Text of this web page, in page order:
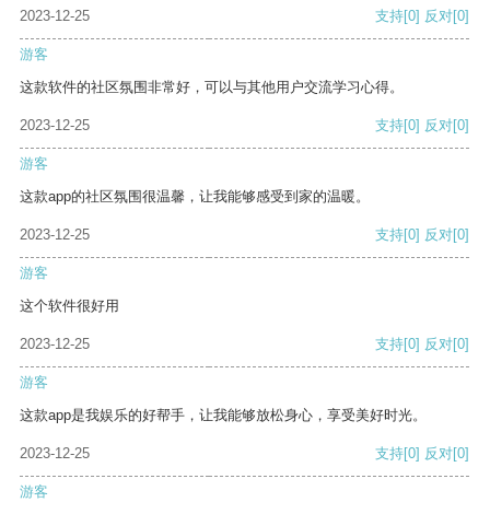
2023-12-25 支持[0] 反对[0]
游客
这款软件的社区氛围非常好，可以与其他用户交流学习心得。
2023-12-25 支持[0] 反对[0]
游客
这款app的社区氛围很温馨，让我能够感受到家的温暖。
2023-12-25 支持[0] 反对[0]
游客
这个软件很好用
2023-12-25 支持[0] 反对[0]
游客
这款app是我娱乐的好帮手，让我能够放松身心，享受美好时光。
2023-12-25 支持[0] 反对[0]
游客